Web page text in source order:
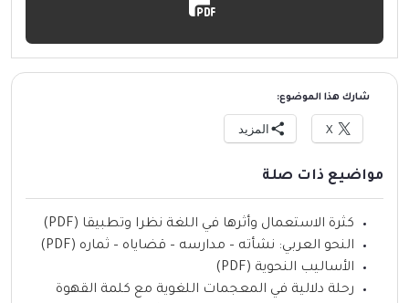
شارك هذا الموضوع:
X المزيد
مواضيع ذات صلة
كثرة الاستعمال وأثرها في اللغة نظرا وتطبيقا (PDF)
النحو العربي: نشأته – مدارسه – قضاياه – ثماره (PDF)
الأساليب النحوية (PDF)
رحلة دلالية في المعجمات اللغوية مع كلمة القهوة